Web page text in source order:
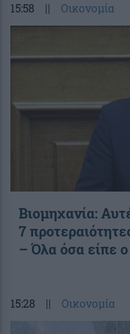
15:58 || Οικονομία
Βιομηχανία:
7
– Όλα όσα είπε
15:28 || Οικονομία